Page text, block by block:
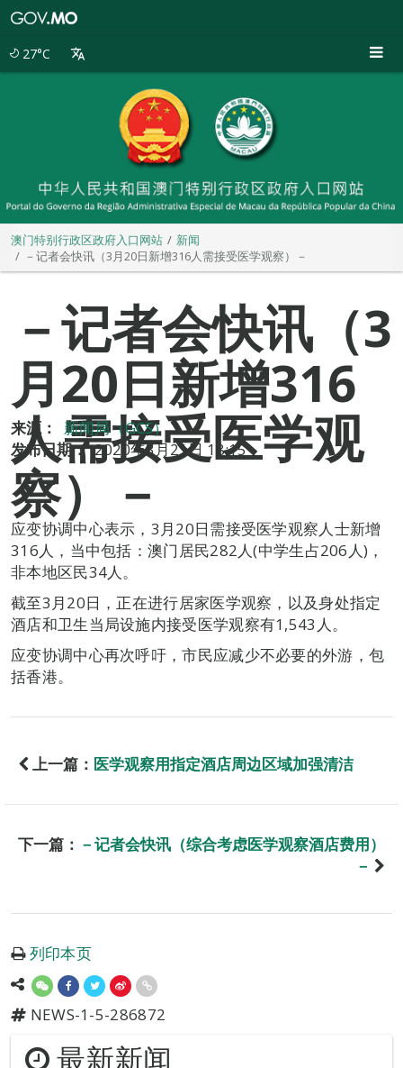
27°C
澳门特别行政区政府入口网站
新闻
－记者会快讯（3月20日新增316人需接受医学观察）－
－记者会快讯（3
月20日新增316
人需接受医学观
察）－
来源：
新闻局（GCS）
发布日期： 2020年3月21日 18:15
应变协调中心表示，3月20日需接受医学观察人士新增
316人，当中包括：澳门居民282人(中学生占206人)，
非本地区民34人。
截至3月20日，正在进行居家医学观察，以及身处指定
酒店和卫生当局设施内接受医学观察有1,543人。
应变协调中心再次呼吁，市民应减少不必要的外游，包
括香港。
上一篇： 医学观察用指定酒店周边区域加强清洁
下一篇： －记者会快讯（综合考虑医学观察酒店费用）
－
列印本页
NEWS-1-5-286872
最新新闻